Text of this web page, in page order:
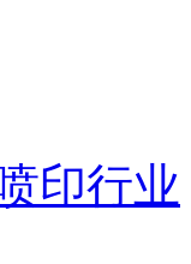
印行业